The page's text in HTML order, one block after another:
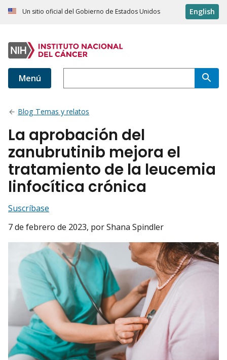
Un sitio oficial del Gobierno de Estados Unidos English
Menú
Blog Temas y relatos
La aprobación del
zanubrutinib mejora el
tratamiento de la leucemia
linfocítica crónica
Suscríbase
7 de febrero de 2023, por Shana Spindler